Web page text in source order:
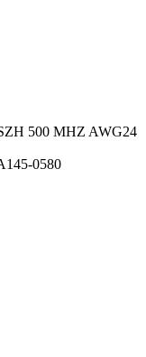
500 MHZ AWG24
0580